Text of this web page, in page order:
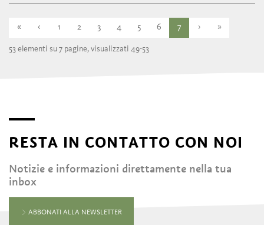
domenica
13:00 - 20:00
« ‹ 1 2 3 4 5 6 7 › »
53 elementi su 7 pagine, visualizzati 49-53
RESTA IN CONTATTO CON NOI
Notizie e informazioni direttamente nella tua
inbox
ABBONATI ALLA NEWSLETTER